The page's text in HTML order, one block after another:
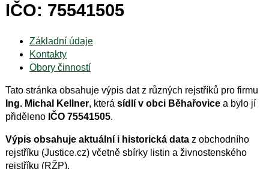
IČO: 75541505
Základní údaje
Kontakty
Obory činností
Tato stránka obsahuje výpis dat z různých rejstříků pro firmu
Ing. Michal Kellner, která sídlí v obci Běhařovicea bylo jí
přiděleno IČO 75541505.
Výpis obsahuje aktuální i historická dataz obchodního
rejstříku (Justice.cz) včetně sbírky listin a živnostenského
rejstříku (RŽP).